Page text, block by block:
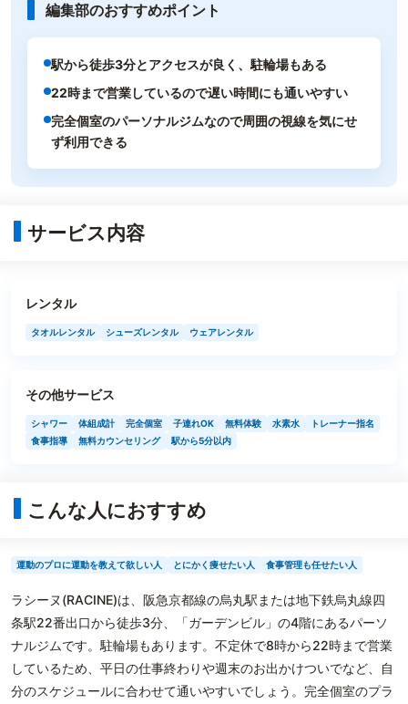
編集部のおすすめポイント
駅から徒歩3分とアクセスが良く、駐輪場もある
22時まで営業しているので遅い時間にも通いやすい
完全個室のパーソナルジムなので周囲の視線を気にせ
ず利用できる
サービス内容
レンタル
タオルレンタル シューズレンタル ウェアレンタル
その他サービス
シャワー 体組成計 完全個室 子連れOK 無料体験 水素水
トレーナー指名
食事指導
無料カウンセリング 駅から5分以内
こんな人におすすめ
運動のプロに運動を教えて欲しい人 とにかく痩せたい人 食事管理も任せたい人
ラシーヌ(RACINE)は、阪急京都線の烏丸駅または地下鉄烏丸線四
条駅22番出口から徒歩3分、「ガーデンビル」の4階にあるパーソ
ナルジムです。駐輪場もあります。不定休で8時から22時まで営業
しているため、平日の仕事終わりや週末のお出かけついでなど、自
分のスケジュールに合わせて通いやすいでしょう。完全個室のプラ